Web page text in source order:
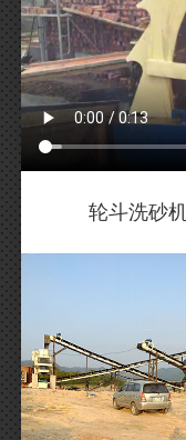
轮斗洗砂